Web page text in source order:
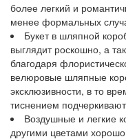
более легкий и
менее формальных
Букет в шляпной
выглядит роскошно, а
благодаря
велюровые шляпные
эксклюзивности, в то
тиснением
Воздушные и легкие
другими цветами